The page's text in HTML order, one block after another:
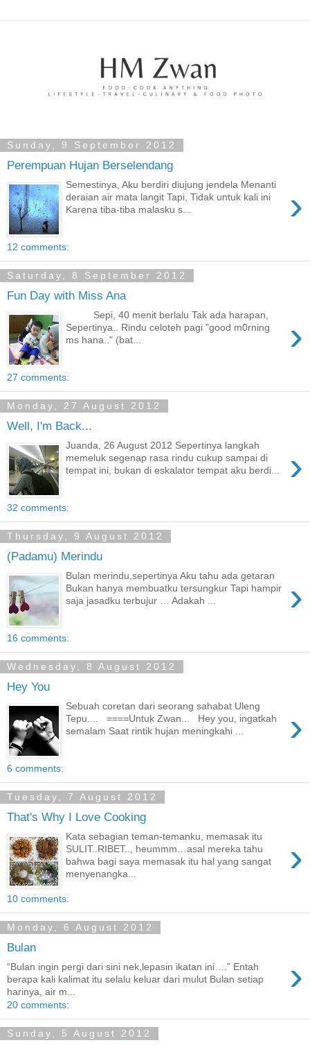
Sunday, 9 September 2012
Perempuan Hujan Berselendang
›
Semestinya, Aku berdiri diujung jendela Menanti
deraian air mata langit Tapi, Tidak untuk kali ini
Karena tiba-tiba malasku s...
12 comments:
Saturday, 8 September 2012
Fun Day with Miss Ana
›
Sepi, 40 menit berlalu Tak ada harapan,
Sepertinya.. Rindu celoteh pagi "good m0rning
ms hana.." (bat...
27 comments:
Monday, 27 August 2012
Well, I'm Back...
›
Juanda, 26 August 2012 Sepertinya langkah
memeluk segenap rasa rindu cukup sampai di
tempat ini, bukan di eskalator tempat aku berdi...
32 comments:
Thursday, 9 August 2012
(Padamu) Merindu
›
Bulan merindu,sepertinya Aku tahu ada getaran
Bukan hanya membuatku tersungkur Tapi hampir
saja jasadku terbujur … Adakah ...
16 comments:
Wednesday, 8 August 2012
Hey You
›
Sebuah coretan dari seorang sahabat Uleng
Tepu.... ====Untuk Zwan... Hey you, ingatkah
semalam Saat rintik hujan meningkahi ...
6 comments:
Tuesday, 7 August 2012
That's Why I Love Cooking
›
Kata sebagian teman-temanku, memasak itu
SULIT..RIBET.., heummm…asal mereka tahu
bahwa bagi saya memasak itu hal yang sangat
menyenangka...
10 comments:
Monday, 6 August 2012
Bulan
›
“Bulan ingin pergi dari sini nek,lepasin ikatan ini….” Entah
berapa kali kalimat itu selalu keluar dari mulut Bulan setiap
harinya, air m...
20 comments:
Sunday, 5 August 2012